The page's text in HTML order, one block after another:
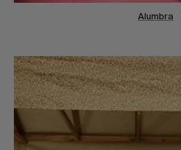
Alumbra